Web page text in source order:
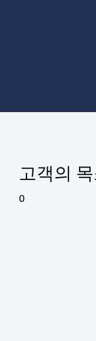
고객의
0